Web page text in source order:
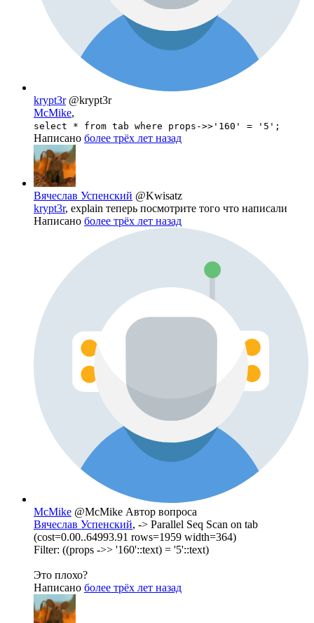
krypt3r @krypt3r
McMike,
select * from tab where props->>'160' = '5';
Написано более трёх лет назад
Вячеслав Успенский @Kwisatz
krypt3r, explain теперь посмотрите того что написали
Написано более трёх лет назад
McMike @McMike Автор вопроса
Вячеслав Успенский, -> Parallel Seq Scan on tab
(cost=0.00..64993.91 rows=1959 width=364)
Filter: ((props ->> '160'::text) = '5'::text)
Это плохо?
Написано более трёх лет назад